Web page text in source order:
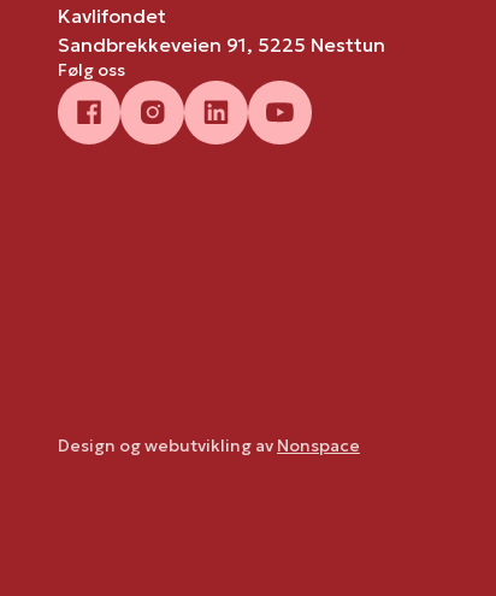
Kavlifondet
Sandbrekkeveien 91, 5225 Nesttun
Følg oss
Design og webutvikling av Nonspace